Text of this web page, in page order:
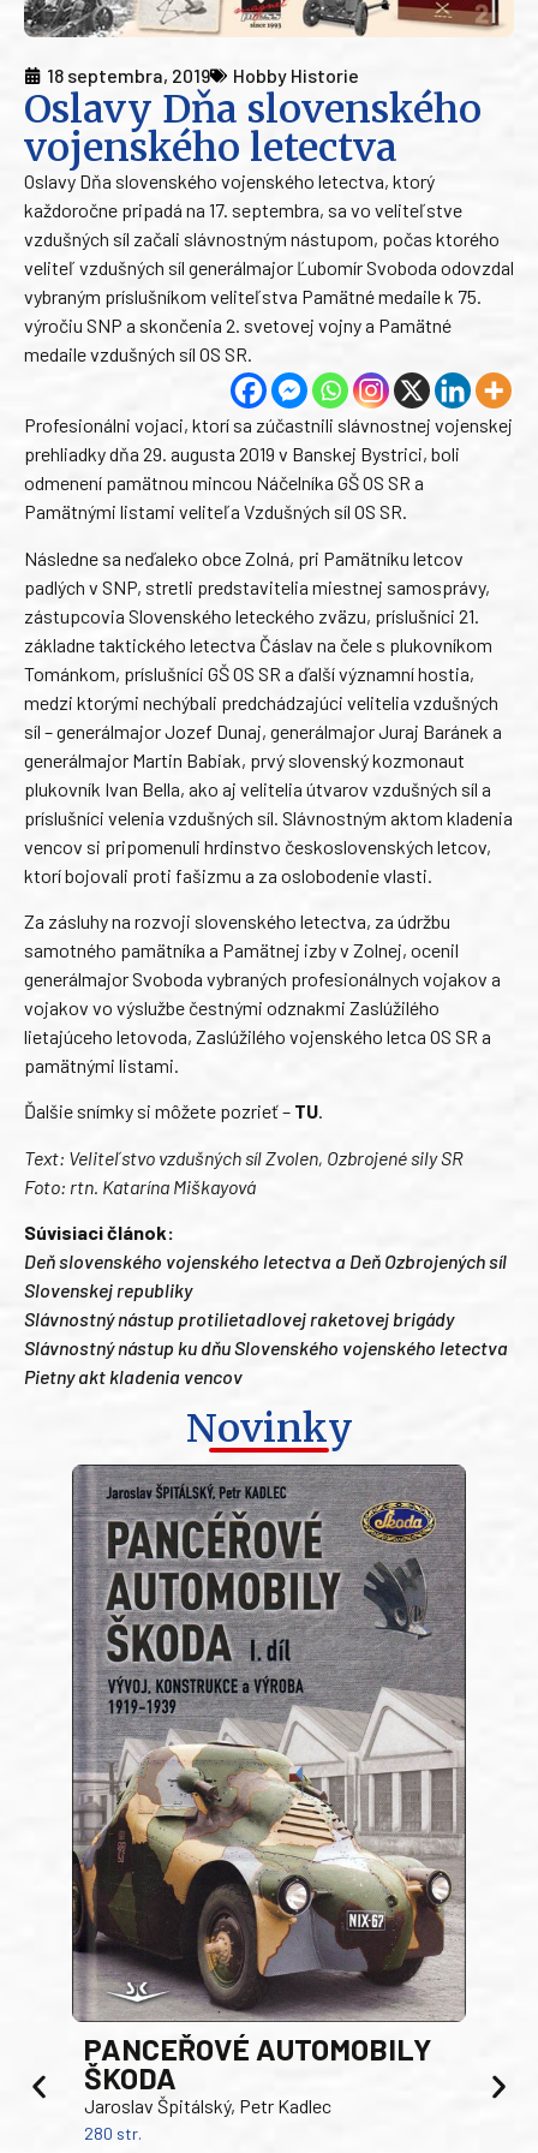
18 septembra, 2019 Hobby Historie
Oslavy Dňa slovenského
vojenského letectva
Oslavy Dňa slovenského vojenského letectva, ktorý
každoročne pripadá na 17. septembra, sa vo veliteľstve
vzdušných síl začali slávnostným nástupom, počas ktorého
veliteľ vzdušných síl generálmajor Ľubomír Svoboda odovzdal
vybraným príslušníkom veliteľstva Pamätné medaile k 75.
výročiu SNP a skončenia 2. svetovej vojny a Pamätné
medaile vzdušných síl OS SR.
Profesionálni vojaci, ktorí sa zúčastnili slávnostnej vojenskej
prehliadky dňa 29. augusta 2019 v Banskej Bystrici, boli
odmenení pamätnou mincou Náčelníka GŠ OS SR a
Pamätnými listami veliteľa Vzdušných síl OS SR.
Následne sa neďaleko obce Zolná, pri Pamätníku letcov
padlých v SNP, stretli predstavitelia miestnej samosprávy,
zástupcovia Slovenského leteckého zväzu, príslušníci 21.
základne taktického letectva Čáslav na čele s plukovníkom
Tománkom, príslušníci GŠ OS SR a ďalší významní hostia,
medzi ktorými nechýbali predchádzajúci velitelia vzdušných
síl – generálmajor Jozef Dunaj, generálmajor Juraj Baránek a
generálmajor Martin Babiak, prvý slovenský kozmonaut
plukovník Ivan Bella, ako aj velitelia útvarov vzdušných síl a
príslušníci velenia vzdušných síl. Slávnostným aktom kladenia
vencov si pripomenuli hrdinstvo československých letcov,
ktorí bojovali proti fašizmu a za oslobodenie vlasti.
Za zásluhy na rozvoji slovenského letectva, za údržbu
samotného pamätníka a Pamätnej izby v Zolnej, ocenil
generálmajor Svoboda vybraných profesionálnych vojakov a
vojakov vo výslužbe čestnými odznakmi Zaslúžilého
lietajúceho letovoda, Zaslúžilého vojenského letca OS SR a
pamätnými listami.
Ďalšie snímky si môžete pozrieť – TU.
Text: Veliteľstvo vzdušných síl Zvolen, Ozbrojené sily SR
Foto: rtn. Katarína Miškayová
Súvisiaci článok:
Deň slovenského vojenského letectva a Deň Ozbrojených síl
Slovenskej republiky
Slávnostný nástup protilietadlovej raketovej brigády
Slávnostný nástup ku dňu Slovenského vojenského letectva
Pietny akt kladenia vencov
Novinky
PANCEŘOVÉ AUTOMOBILY
ŠKODA
Jaroslav Špitálský, Petr Kadlec
280 str.